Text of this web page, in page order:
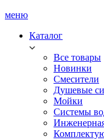
меню
Каталог
Все товары
Новинки
Смесители
Душевые
Мойки
Системы